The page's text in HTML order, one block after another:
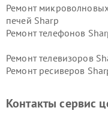
Ремонт
печей Sharp
Ремонт телефонов
Ремонт телевизоров
Ремонт ресиверов
Контакты сервис